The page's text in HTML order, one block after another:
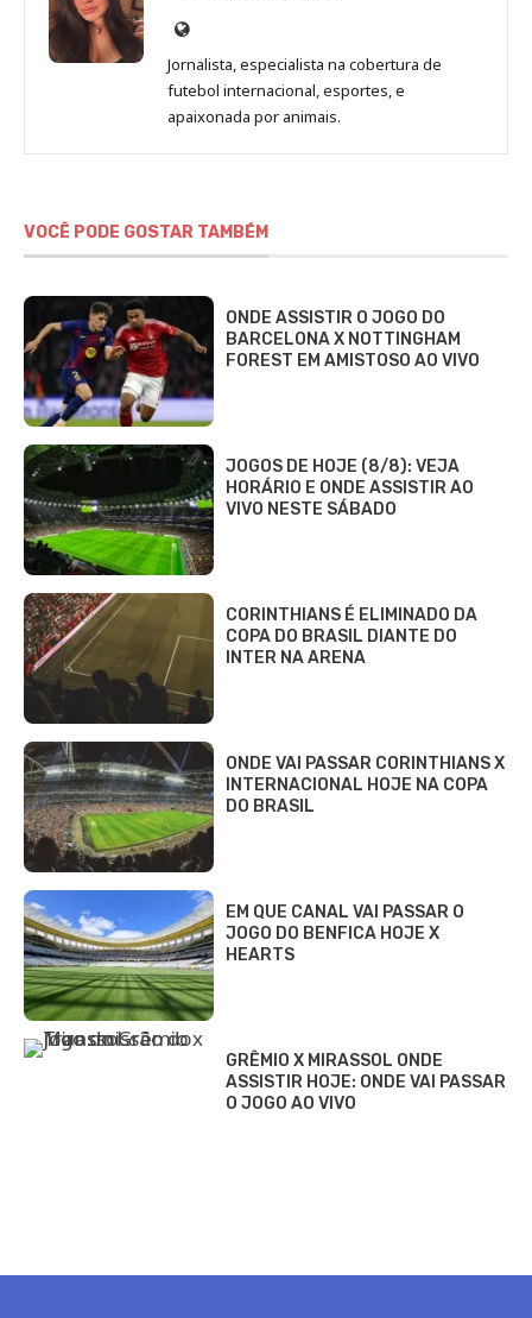
Site
de
Beatriz
Fabbri
Jornalista, especialista na cobertura de
futebol internacional, esportes, e
apaixonada por animais.
VOCÊ PODE GOSTAR TAMBÉM
ONDE ASSISTIR O JOGO DO
BARCELONA X NOTTINGHAM
FOREST EM AMISTOSO AO VIVO
JOGOS DE HOJE (8/8): VEJA
HORÁRIO E ONDE ASSISTIR AO
VIVO NESTE SÁBADO
CORINTHIANS É ELIMINADO DA
COPA DO BRASIL DIANTE DO
INTER NA ARENA
ONDE VAI PASSAR CORINTHIANS X
INTERNACIONAL HOJE NA COPA
DO BRASIL
EM QUE CANAL VAI PASSAR O
JOGO DO BENFICA HOJE X
HEARTS
GRÊMIO X MIRASSOL ONDE
ASSISTIR HOJE: ONDE VAI PASSAR
O JOGO AO VIVO